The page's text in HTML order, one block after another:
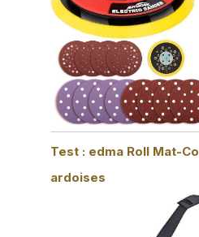
Test : edma Roll Mat-
ardoises